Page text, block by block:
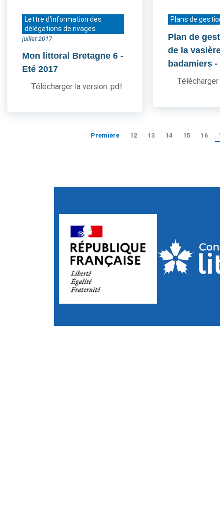
Lettre d'information des
délégations de rivages
juillet 2017
Mon littoral Bretagne 6 -
Eté 2017
Télécharger la version .pdf
Plans de
Plan de
de la
badamiers -
Première 12 13 14 15 16